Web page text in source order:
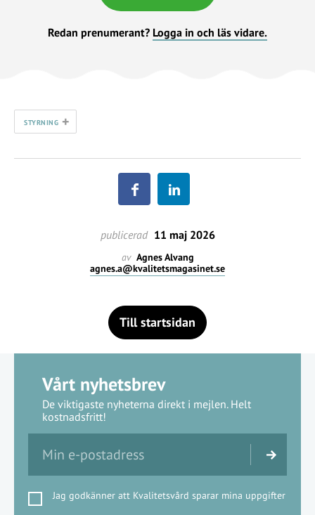
Redan prenumerant? Logga in och läs vidare.
STYRNING +
publicerad 11 maj 2026
av Agnes Alvang
agnes.a@kvalitetsmagasinet.se
Till startsidan
Vårt nyhetsbrev
De viktigaste nyheterna direkt i mejlen. Helt
kostnadsfritt!
Jag godkänner att Kvalitetsvård sparar mina uppgifter